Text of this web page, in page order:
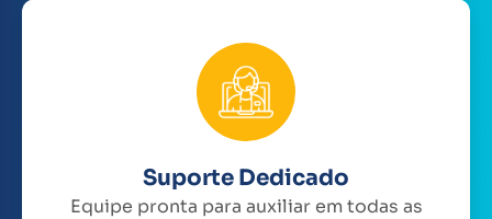
Suporte Dedicado
Equipe pronta para auxiliar em todas as